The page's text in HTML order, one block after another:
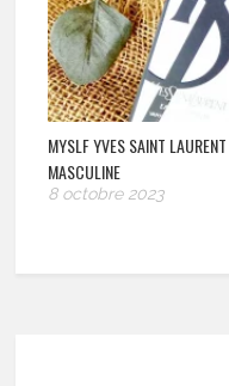
MYSLF YVES SAINT
MASCULINE
8 octobre 2023